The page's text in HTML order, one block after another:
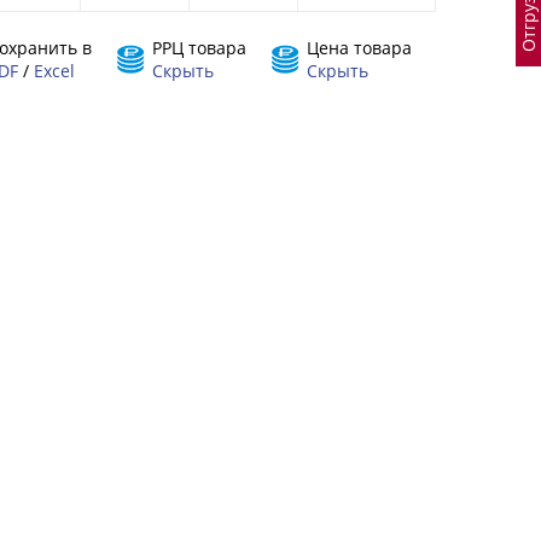
Цена товара
Скрыть
РРЦ товара
Скрыть
в
/ Excel